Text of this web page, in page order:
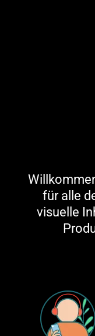
bei
für alle
visuelle